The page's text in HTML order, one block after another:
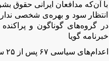
با آن‌که مدافعان ایرانی حقوق
انتظار سود و بهره‌ی شخصی
در گروه‌های گوناگون و
خبرنامه گويا
اعدام‌های سیاسی ۶۷ پس از ۲۵ سال